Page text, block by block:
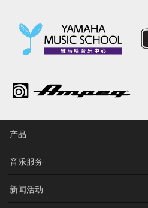
产品
音乐服务
新闻活动